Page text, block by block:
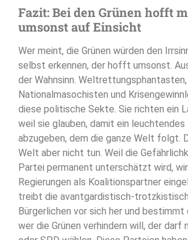
Fazit: Bei den Grünen hofft
umsonst auf Einsicht
Wer meint, die Grünen würden den
selbst erkennen, der hofft umsonst.
der Wahnsinn. Weltrettungsphantasten,
Nationalmasochisten und
diese politische Sekte. Sie richten ein
weil sie glauben, damit ein leuchtendes
abzugeben, dem die ganze Welt folgt.
Welt aber nicht tun. Weil die
Partei permanent unterschätzt wird,
Regierungen als Koalitionspartner
treibt die avantgardistisch-
Bürgerlichen vor sich her und bestimmt
wer die Grünen verhindern will, der darf